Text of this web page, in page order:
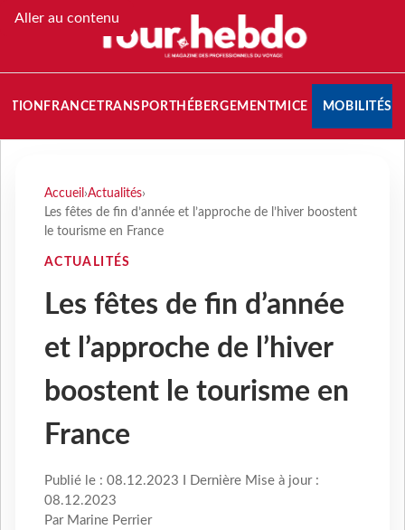
Aller au contenu
FRANCETRANSPORT HÉBERGEMENTMICE MOBILITÉS
Accueil ›Actualités›
Les fêtes de fin d’année et l’approche de l’hiver boostent
le tourisme en France
ACTUALITÉS
Les fêtes de fin d’année
et l’approche de l’hiver
boostent le tourisme en
France
Publié le : 08.12.2023 I Dernière Mise à jour :
08.12.2023
Par Marine Perrier